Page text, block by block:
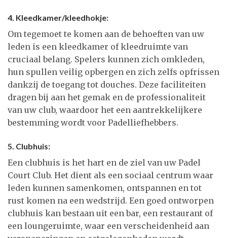
4. Kleedkamer/kleedhokje:
Om tegemoet te komen aan de behoeften van uw
leden is een kleedkamer of kleedruimte van
cruciaal belang. Spelers kunnen zich omkleden,
hun spullen veilig opbergen en zich zelfs opfrissen
dankzij de toegang tot douches. Deze faciliteiten
dragen bij aan het gemak en de professionaliteit
van uw club, waardoor het een aantrekkelijkere
bestemming wordt voor Padelliefhebbers.
5. Clubhuis:
Een clubhuis is het hart en de ziel van uw Padel
Court Club. Het dient als een sociaal centrum waar
leden kunnen samenkomen, ontspannen en tot
rust komen na een wedstrijd. Een goed ontworpen
clubhuis kan bestaan uit een bar, een restaurant of
een loungeruimte, waar een verscheidenheid aan